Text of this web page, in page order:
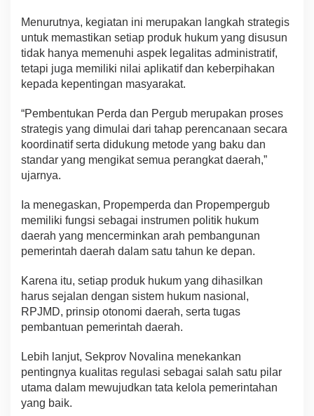
Menurutnya, kegiatan ini merupakan langkah strategis
untuk memastikan setiap produk hukum yang disusun
tidak hanya memenuhi aspek legalitas administratif,
tetapi juga memiliki nilai aplikatif dan keberpihakan
kepada kepentingan masyarakat.
“Pembentukan Perda dan Pergub merupakan proses
strategis yang dimulai dari tahap perencanaan secara
koordinatif serta didukung metode yang baku dan
standar yang mengikat semua perangkat daerah,”
ujarnya.
Ia menegaskan, Propemperda dan Propempergub
memiliki fungsi sebagai instrumen politik hukum
daerah yang mencerminkan arah pembangunan
pemerintah daerah dalam satu tahun ke depan.
Karena itu, setiap produk hukum yang dihasilkan
harus sejalan dengan sistem hukum nasional,
RPJMD, prinsip otonomi daerah, serta tugas
pembantuan pemerintah daerah.
Lebih lanjut, Sekprov Novalina menekankan
pentingnya kualitas regulasi sebagai salah satu pilar
utama dalam mewujudkan tata kelola pemerintahan
yang baik.